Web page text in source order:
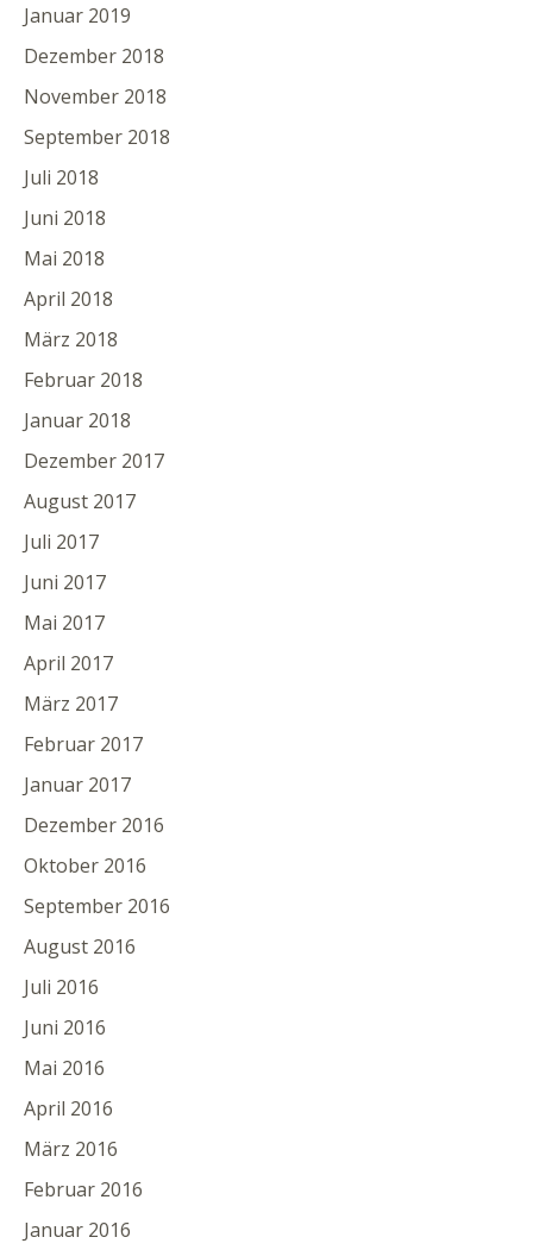
Januar 2019
Dezember 2018
November 2018
September 2018
Juli 2018
Juni 2018
Mai 2018
April 2018
März 2018
Februar 2018
Januar 2018
Dezember 2017
August 2017
Juli 2017
Juni 2017
Mai 2017
April 2017
März 2017
Februar 2017
Januar 2017
Dezember 2016
Oktober 2016
September 2016
August 2016
Juli 2016
Juni 2016
Mai 2016
April 2016
März 2016
Februar 2016
Januar 2016